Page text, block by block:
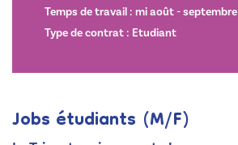
Temps de travail : mi août - septembre
Type de contrat : Etudiant
Jobs étudiants (M/F)